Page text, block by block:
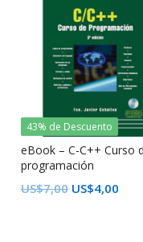
43% de Descuento
eBook – C-C++ Curso
programación
US$7,00 US$4,00